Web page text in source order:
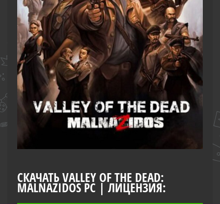
СКАЧАТЬ VALLEY OF THE DEAD:
MALNAZIDOS PC | ЛИЦЕНЗИЯ: